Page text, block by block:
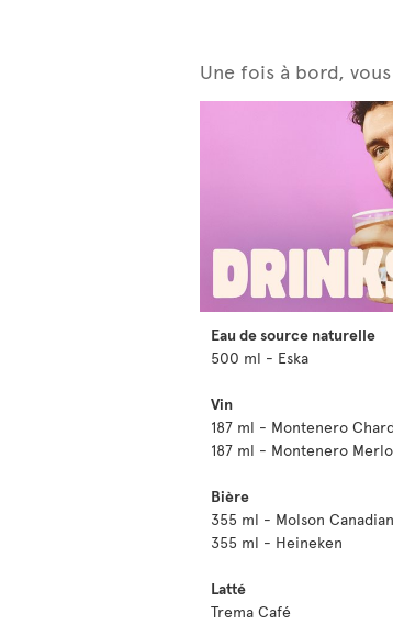
Une fois à bord,
Eau de source naturelle
500 ml - Eska
Vin
187 ml - Montenero
187 ml - Montenero
Bière
355 ml - Molson Canadian
355 ml - Heineken
Latté
Trema Café